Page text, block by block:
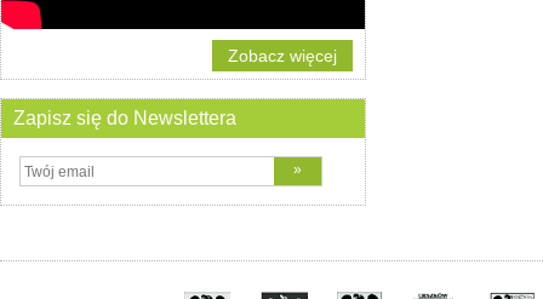
Zobacz więcej
Zapisz się do Newslettera